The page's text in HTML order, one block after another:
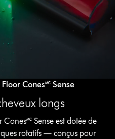
Cones🅪 Sense
longs
Cones🅪 Sense est dotée de
rotatifs — conçus pour